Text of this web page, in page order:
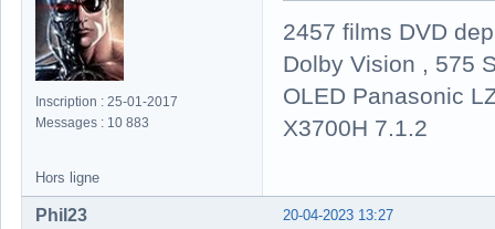
Inscription : 25-01-2017
Messages : 10 883
2457 films DVD
Dolby Vision , 575
OLED Panasonic
X3700H 7.1.2
Hors ligne
20-04-2023 13:27
Phil23